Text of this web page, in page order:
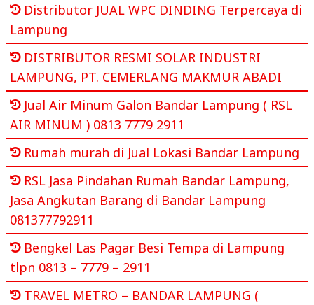
Distributor JUAL WPC DINDING Terpercaya di
Lampung
DISTRIBUTOR RESMI SOLAR INDUSTRI
LAMPUNG, PT. CEMERLANG MAKMUR ABADI
Jual Air Minum Galon Bandar Lampung ( RSL
AIR MINUM ) 0813 7779 2911
Rumah murah di Jual Lokasi Bandar Lampung
RSL Jasa Pindahan Rumah Bandar Lampung,
Jasa Angkutan Barang di Bandar Lampung
081377792911
Bengkel Las Pagar Besi Tempa di Lampung
tlpn 0813 – 7779 – 2911
TRAVEL METRO – BANDAR LAMPUNG (